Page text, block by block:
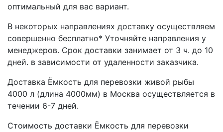
оптимальный для вас вариант.
В некоторых направлениях доставку осуществляем
совершенно бесплатно* Уточняйте направления у
менеджеров. Срок доставки занимает от 3 ч. до 10
дней. в зависимости от удаленности заказчика.
Доставка Ёмкость для перевозки живой рыбы
4000 л (длина 4000мм) в Москва осуществляется в
течении 6-7 дней.
Стоимость доставки Ёмкость для перевозки